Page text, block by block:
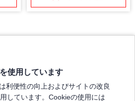
使用しています
利便性の向上およびサイトの改良
しています。Cookieの使用には